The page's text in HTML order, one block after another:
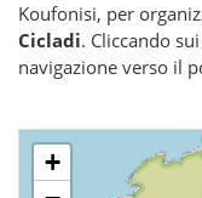
Koufonisi, per
Cicladi. Cliccando
navigazione verso il
+